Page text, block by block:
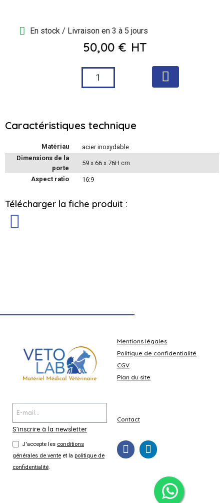
En stock / Livraison en 3 à 5 jours
50,00 € HT
Caractéristiques technique
Matériau
acier inoxydable
Dimensions de la
porte
59 x 66 x 76H cm
Aspect ratio 16:9
Télécharger la fiche produit :
Mentions légales
Politique de confidentialité
CGV
Plan du site
S’inscrire à la newsletter
J'accepte les conditions
générales de vente et la politique de
confidentialité.
Contact